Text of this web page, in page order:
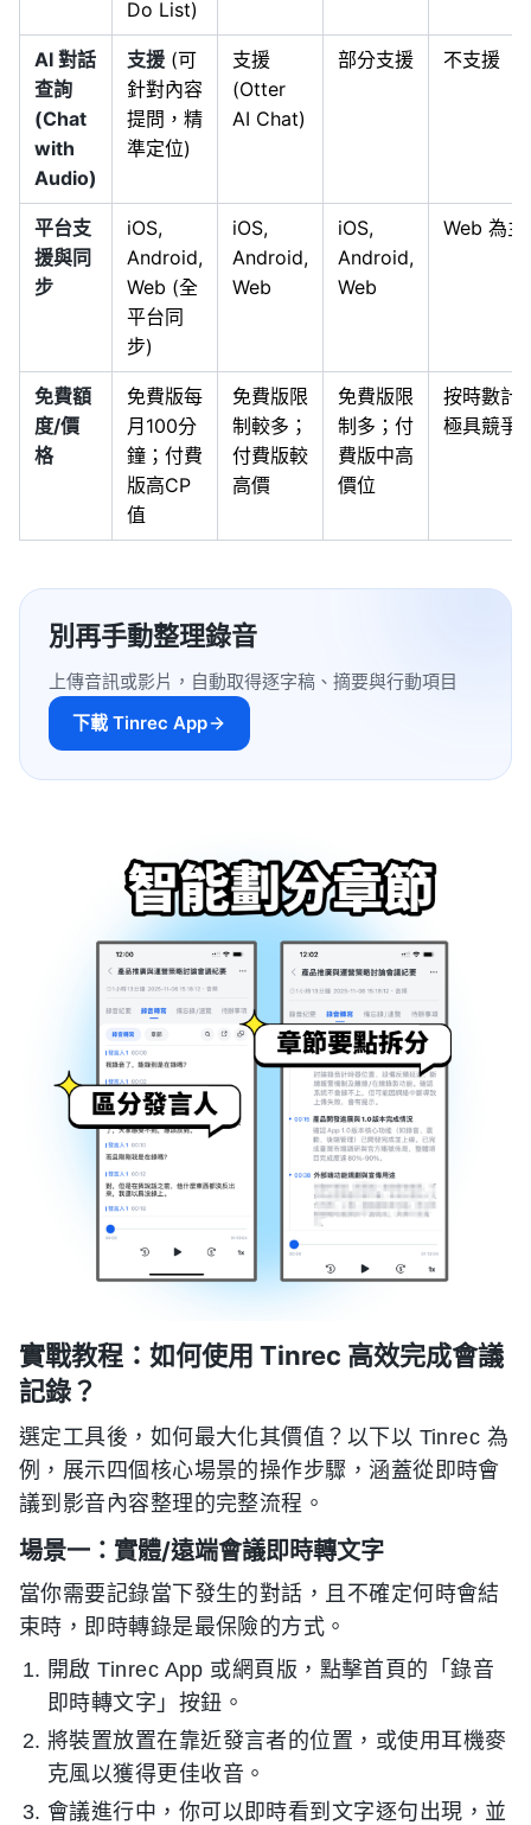
Do List)
AI 對話
查詢
(Chat
with
Audio)
支援 (可
針對內容
提問，精
準定位)
支援
(Otter
AI Chat)
部分支援 不支援
平台支
援與同
步
iOS,
Android,
Web (全
平台同
步)
iOS,
Android,
Web
iOS,
Android,
Web
Web 為主
免費額
度/價
格
免費版每
月100分
鐘；付費
版高CP
值
免費版限
制較多；
付費版較
高價
免費版限
制多；付
費版中高
價位
按時數計
極具競爭
別再手動整理錄音
上傳音訊或影片，自動取得逐字稿、摘要與行動項目
下載 Tinrec App
實戰教程：如何使用 Tinrec 高效完成會議
記錄？
選定工具後，如何最大化其價值？以下以 Tinrec 為
例，展示四個核心場景的操作步驟，涵蓋從即時會
議到影音內容整理的完整流程。
場景一：實體/遠端會議即時轉文字
當你需要記錄當下發生的對話，且不確定何時會結
束時，即時轉錄是最保險的方式。
開啟 Tinrec App 或網頁版，點擊首頁的「錄音
即時轉文字」按鈕。
將裝置放置在靠近發言者的位置，或使用耳機麥
克風以獲得更佳收音。
會議進行中，你可以即時看到文字逐句出現，並